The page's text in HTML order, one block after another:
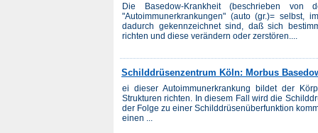
Die Basedow-Krankheit (beschrieben
"Autoimmunerkrankungen" (auto (gr.)= selbst,
dadurch gekennzeichnet sind, daß sich
richten und diese verändern oder zerstören....
Schilddrüsenzentrum Köln: Morbus
ei dieser Autoimmunerkrankung bildet der
Strukturen richten. In diesem Fall wird die
der Folge zu einer Schilddrüsenüberfunktion
einen ...